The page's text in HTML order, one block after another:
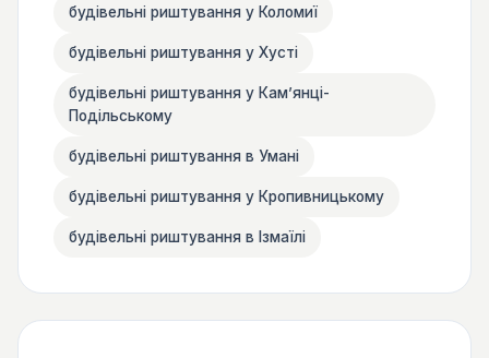
будівельні риштування у Коломиї
будівельні риштування у Хусті
будівельні риштування у Камʼянці-
Подільському
будівельні риштування в Умані
будівельні риштування у Кропивницькому
будівельні риштування в Ізмаїлі